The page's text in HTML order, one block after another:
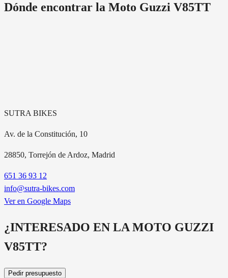
Dónde encontrar la Moto Guzzi V85TT
SUTRA BIKES
Av. de la Constitución, 10
28850, Torrejón de Ardoz, Madrid
651 36 93 12
info@sutra-bikes.com
Ver en Google Maps
¿INTERESADO EN LA MOTO GUZZI
V85TT?
Pedir presupuesto